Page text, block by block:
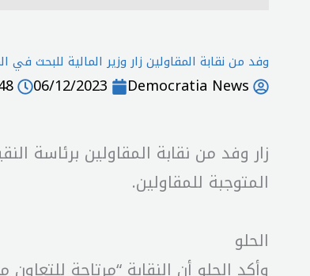
وفد من نقابة المقاولين زار وزير المالية للبحث
Democratia News
06/12/2023
زار وفد من نقابة المقاولين برئاسة
المتوجبة للمقاولين.
الحلو
وأكد الحلو أن النقابة “مرتاحة